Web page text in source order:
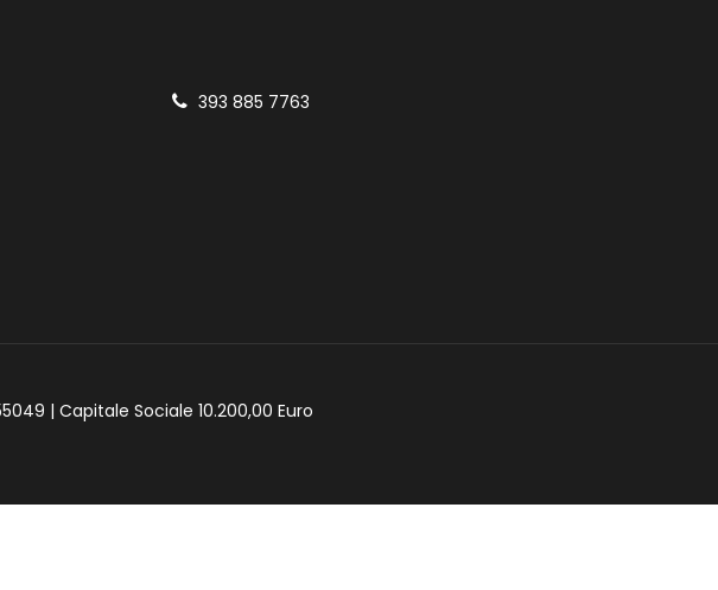
393 885 7763
| Capitale Sociale 10.200,00 Euro